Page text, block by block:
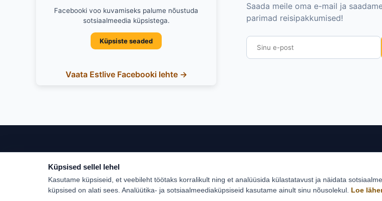
Facebooki voo kuvamiseks palume nõustuda
sotsiaalmeedia küpsistega.
Küpsiste seaded
Vaata Estlive Facebooki lehte →
Saada meile oma e-mail ja
parimad reisipakkumised!
Türgi Estlive ringreisid
Küpsised sellel lehel
Kasutame küpsiseid, et veebileht töötaks korralikult ning et analüüsida külastatavust ja näidata
küpsised on alati sees. Analüütika- ja sotsiaalmeediaküpsiseid kasutame ainult sinu nõusolekul. Loe